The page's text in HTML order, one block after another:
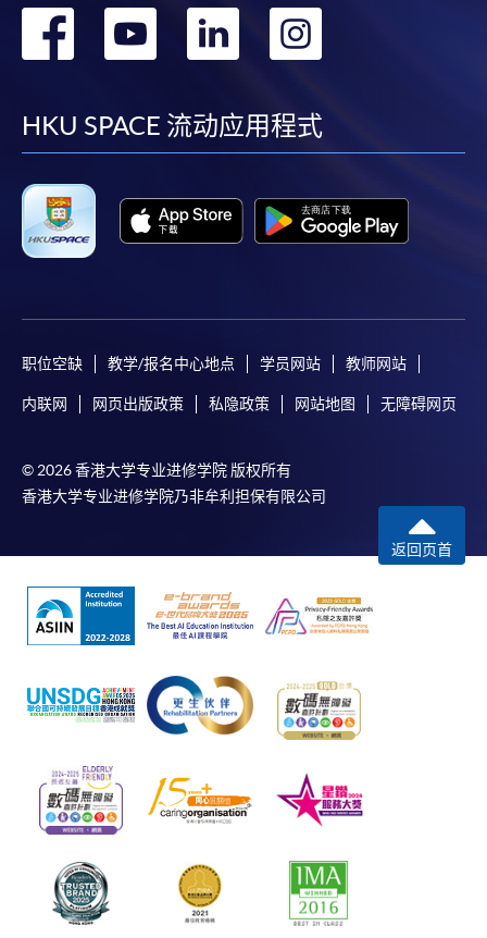
转
facebook
转
youtube
转
linkedin
转
HKU SPACE 流动应用程式
职位空缺 教学/报名中心地点 学员网站 教师网站
内联网 网页出版政策 私隐政策 网站地图 无障碍网页
© 2026 香港大学专业进修学院 版权所有
香港大学专业进修学院乃非牟利担保有限公司
返回页首